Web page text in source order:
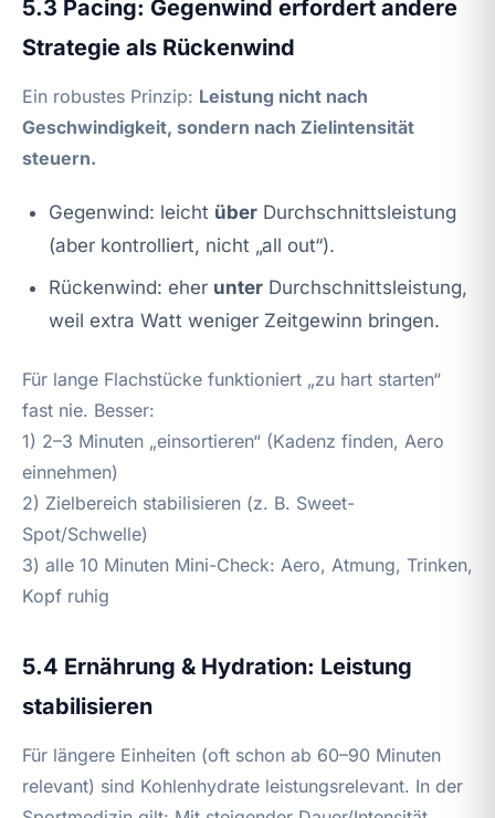
5.3 Pacing: Gegenwind erfordert andere
Strategie als Rückenwind
Ein robustes Prinzip: Leistung nicht nach
Geschwindigkeit, sondern nach Zielintensität
steuern.
Gegenwind: leicht über Durchschnittsleistung
(aber kontrolliert, nicht „all out“).
Rückenwind: eher unter Durchschnittsleistung,
weil extra Watt weniger Zeitgewinn bringen.
Für lange Flachstücke funktioniert „zu hart starten“
fast nie. Besser:
1) 2–3 Minuten „einsortieren“ (Kadenz finden, Aero
einnehmen)
2) Zielbereich stabilisieren (z. B. Sweet-
Spot/Schwelle)
3) alle 10 Minuten Mini-Check: Aero, Atmung, Trinken,
Kopf ruhig
5.4 Ernährung & Hydration: Leistung
stabilisieren
Für längere Einheiten (oft schon ab 60–90 Minuten
relevant) sind Kohlenhydrate leistungsrelevant. In der